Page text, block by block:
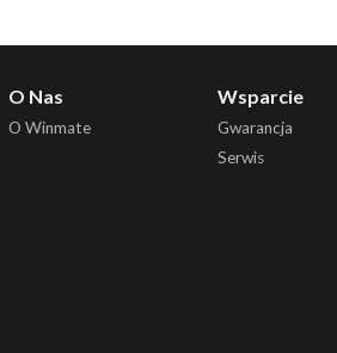
O Nas
O Winmate
Wsparcie
Gwarancja
Serwis